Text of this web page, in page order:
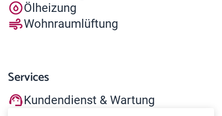
Ölheizung
Wohnraumlüftung
Services
Kundendienst & Wartung